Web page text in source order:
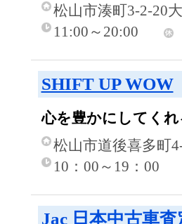
松山市湊町3-2-20
11:00～20:00
SHIFT UP WOW
心を豊かにしてく
松山市道後喜多町
10：00～19：00
Jac 日本中古車